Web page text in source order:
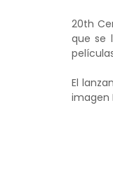
20th
que se
El
imagen